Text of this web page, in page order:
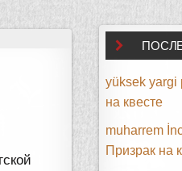
yüksek yargi
на квесте
muharrem
Призрак на